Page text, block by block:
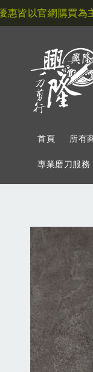
以官網購買為主!
首頁 所有
專業磨刀服務